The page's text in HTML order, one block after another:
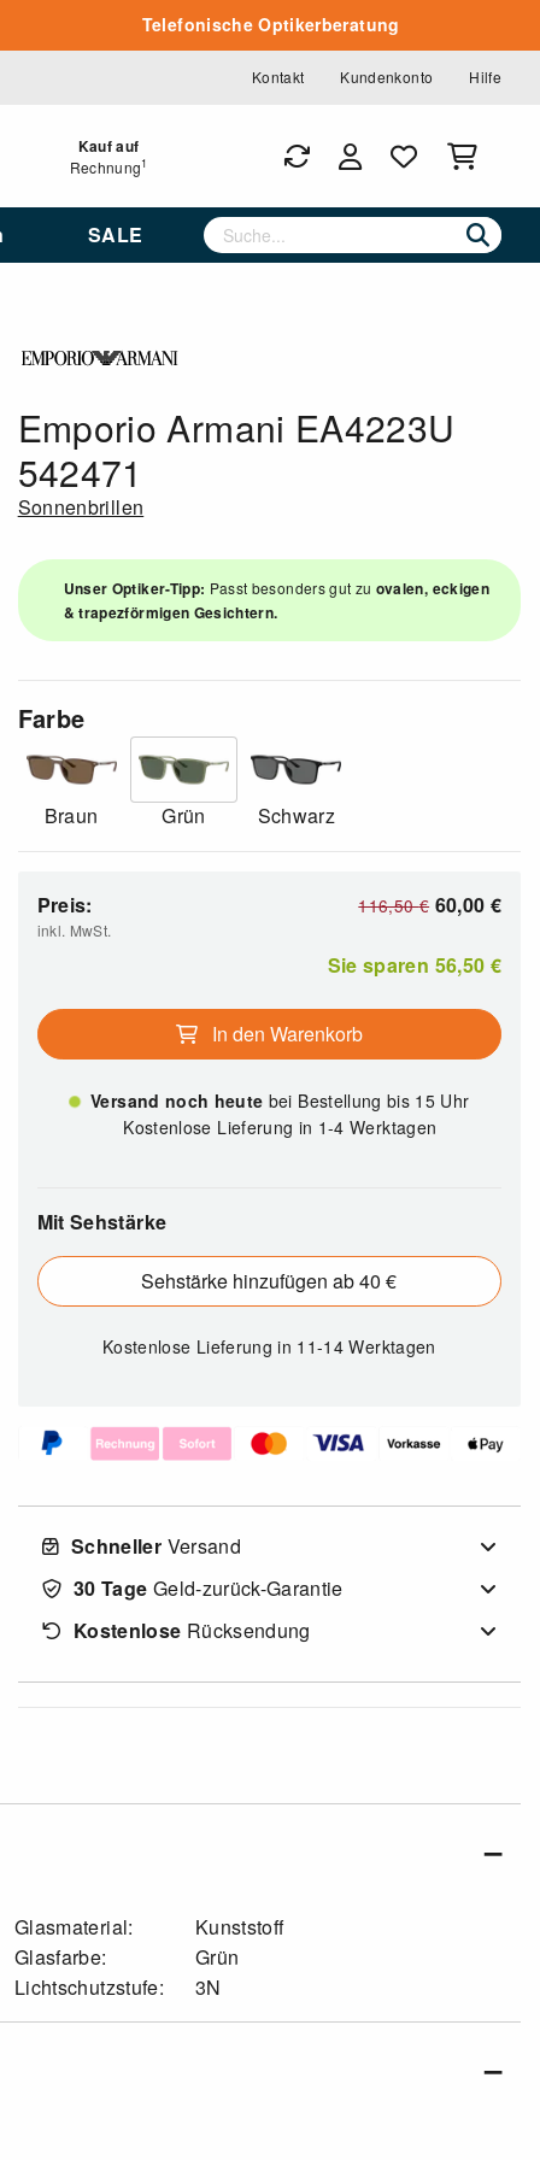
Telefonische Optikerberatung
Kontakt Kundenkonto Hilfe
Kauf auf
Rechnung1
SALE
Emporio Armani EA4223U
542471
Sonnenbrillen
Unser Optiker-Tipp: Passt besonders gut zu ovalen, eckigen
& trapezförmigen Gesichtern.
Farbe
Braun Grün Schwarz
Preis:
inkl. MwSt.
116,50€ 60,00 €
Sie sparen 56,50 €
In den Warenkorb
Versand noch heute bei Bestellung bis 15 Uhr
Kostenlose Lieferung in 1-4 Werktagen
Mit Sehstärke
Sehstärke hinzufügen ab 40 €
Kostenlose Lieferungin 11-14 Werktagen
Schneller Versand
30 Tage Geld-zurück-Garantie
Kostenlose Rücksendung
Glasmaterial:
Kunststoff
Glasfarbe:
Grün
Lichtschutzstufe:
3N